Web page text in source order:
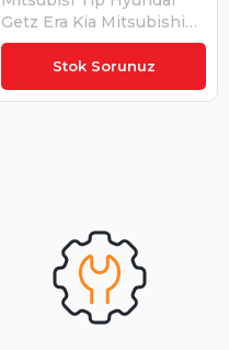
Stok Sorunuz
Getz Era Kia Mitsubishi
L200 L300 Ym Colt
Galant Lancer Paj
ZM4699 Hyundai Accent
₺1.261,15